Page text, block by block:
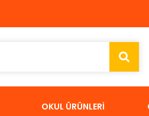
OKUL ÜRÜNLERİ